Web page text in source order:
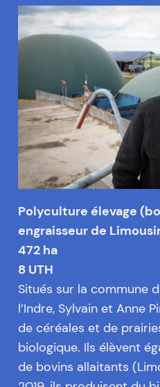
Polyculture élevage
engraisseur de
472 ha
8 UTH
Situés sur la commune
l’Indre, Sylvain et Anne
de céréales et de
biologique. Ils élèvent
de bovins allaitants